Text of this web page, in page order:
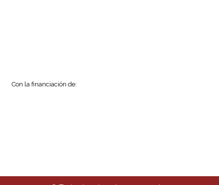
Con la financiación de: